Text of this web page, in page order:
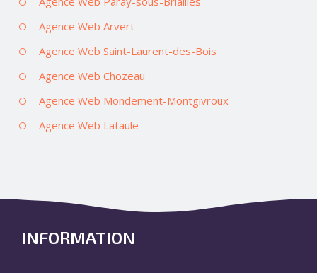
Agence Web Arvert
Agence Web Saint-Laurent-des-Bois
Agence Web Chozeau
Agence Web Mondement-Montgivroux
Agence Web Lataule
INFORMATION